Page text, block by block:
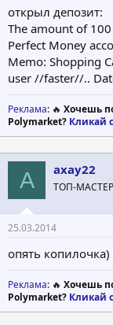
чтобы
проекта.
открыл депозит:
The amount of
Perfect Money
Memo: Shopping
user //faster//..
Реклама: 🔥 Хочешь
Polymarket? Кликай
A axay22
ТОП-МАСТЕР
25.03.2014
опять
Реклама: 🔥 Хочешь
Polymarket? Кликай